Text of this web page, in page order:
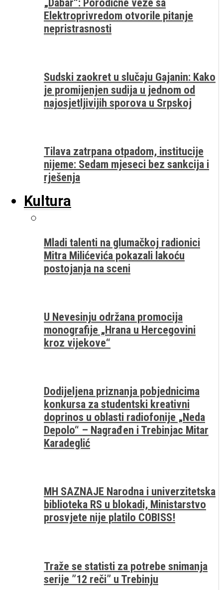
Elektroprivredom otvorile pitanje
nepristrasnosti
Sudski zaokret u slučaju Gajanin: Kako
je promijenjen sudija u jednom od
najosjetljivijih sporova u Srpskoj
Tilava zatrpana otpadom, institucije
nijeme: Sedam mjeseci bez sankcija i
rješenja
Kultura
Mladi talenti na glumačkoj radionici
Mitra Milićevića pokazali lakoću
postojanja na sceni
U Nevesinju održana promocija
monografije „Hrana u Hercegovini
kroz vijekove“
Dodijeljena priznanja pobjednicima
konkursa za studentski kreativni
doprinos u oblasti radiofonije „Neda
Depolo“ – Nagrađen i Trebinjac Mitar
Karadeglić
MH SAZNAJE Narodna i univerzitetska
biblioteka RS u blokadi, Ministarstvo
prosvjete nije platilo COBISS!
Traže se statisti za potrebe snimanja
serije ”12 reči” u Trebinju